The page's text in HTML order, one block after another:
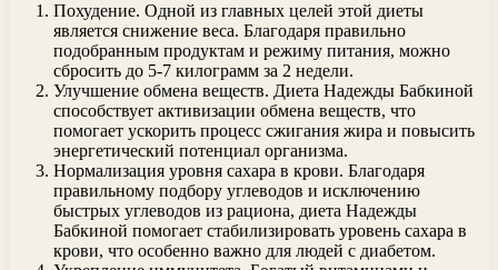
Похудение. Одной из главных целей этой диеты
является снижение веса. Благодаря правильно
подобранным продуктам и режиму питания, можно
сбросить до 5-7 килограмм за 2 недели.
Улучшение обмена веществ. Диета Надежды Бабкиной
способствует активизации обмена веществ, что
помогает ускорить процесс сжигания жира и повысить
энергетический потенциал организма.
Нормализация уровня сахара в крови. Благодаря
правильному подбору углеводов и исключению
быстрых углеводов из рациона, диета Надежды
Бабкиной помогает стабилизировать уровень сахара в
крови, что особенно важно для людей с диабетом.